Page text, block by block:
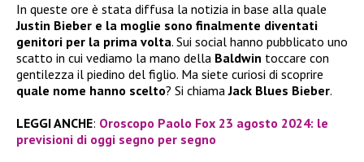
In queste ore è stata diffusa la notizia in base alla quale
Justin Bieber e la moglie sono finalmente diventati
genitori per la prima volta. Sui social hanno pubblicato uno
scatto in cui vediamo la mano della Baldwin toccare con
gentilezza il piedino del figlio. Ma siete curiosi di scoprire
quale nome hanno scelto? Si chiamaJack Blues Bieber.
LEGGI ANCHE: Oroscopo Paolo Fox 23 agosto 2024: le
previsioni di oggi segno per segno